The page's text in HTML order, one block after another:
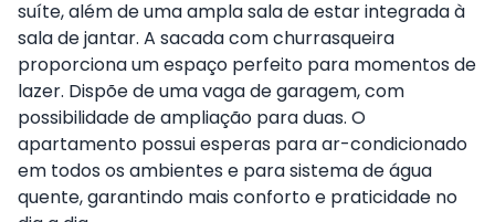
suíte, além de uma ampla sala de estar integrada à
sala de jantar. A sacada com churrasqueira
proporciona um espaço perfeito para momentos de
lazer. Dispõe de uma vaga de garagem, com
possibilidade de ampliação para duas. O
apartamento possui esperas para ar-condicionado
em todos os ambientes e para sistema de água
quente, garantindo mais conforto e praticidade no